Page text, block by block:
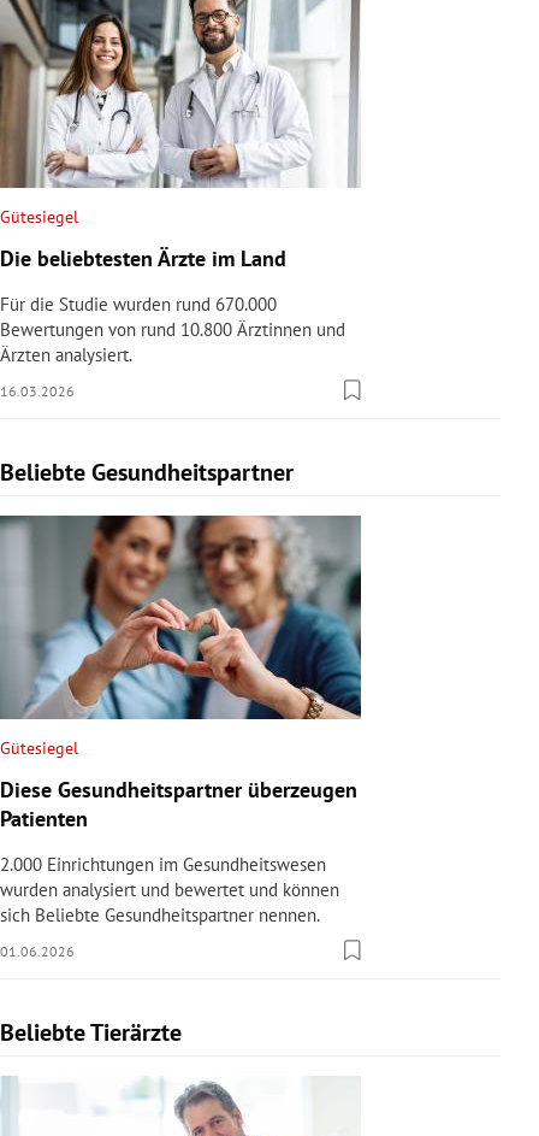
Gütesiegel
Die beliebtesten Ärzte im Land
Für die Studie wurden rund 670.000
Bewertungen von rund 10.800 Ärztinnen und
Ärzten analysiert.
16.03.2026
Beliebte Gesundheitspartner
Slide 1 von 1
Gütesiegel
Diese Gesundheitspartner überzeugen
Patienten
2.000 Einrichtungen im Gesundheitswesen
wurden analysiert und bewertet und können
sich Beliebte Gesundheitspartner nennen.
01.06.2026
Beliebte Tierärzte
Slide 1 von 1